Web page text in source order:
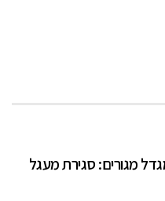
מגורים: סגירת מעגל